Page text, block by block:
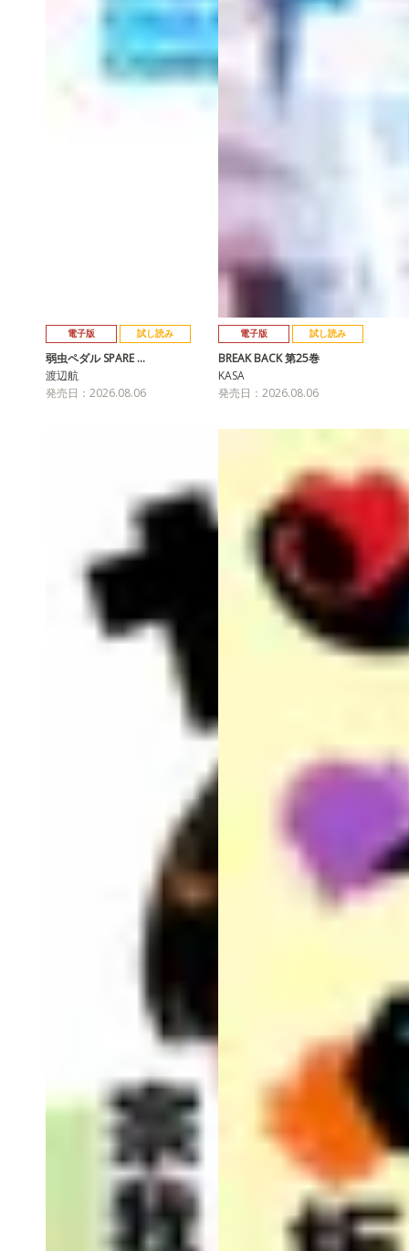
電子版 試し読み
弱虫ペダル SPARE …
渡辺航
発売日：2026.08.06
電子版 試し読み
BREAK BACK 第25巻
KASA
発売日：2026.08.06